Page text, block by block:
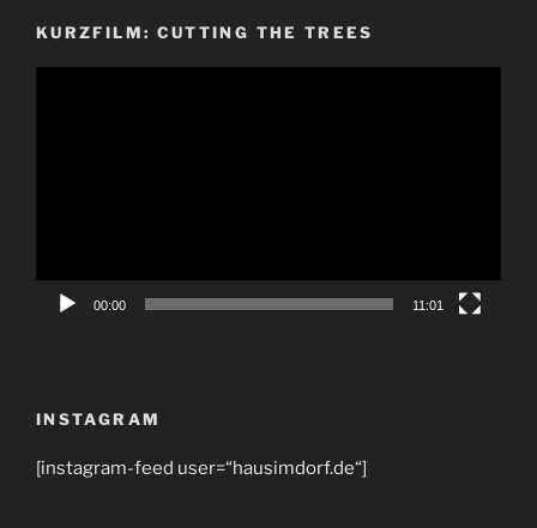
KURZFILM: CUTTING THE TREES
00:00 11:01
INSTAGRAM
[instagram-feed user=“hausimdorf.de“]